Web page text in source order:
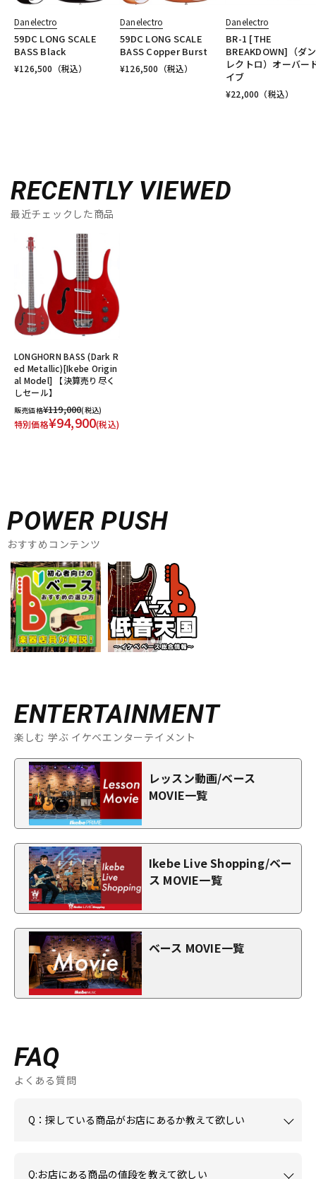
Danelectro
59DC LONG SCALE
BASS Black
¥126,500 （税込）
Danelectro
59DC LONG SCALE
BASS Copper Burst
¥126,500 （税込）
Danelectro
BR-1 [THE
BREAKDOWN]（ダ
レクトロ）オーバー
イブ
¥22,000 （税込）
RECENTLY VIEWED
最近チェックした商品
LONGHORN BASS (Dark R
ed Metallic)[Ikebe Origin
al Model] 【決算売り尽く
しセール】
販売価格¥119,000(税込)
特別価格¥94,900(税込)
POWER PUSH
おすすめコンテンツ
ENTERTAINMENT
楽しむ 学ぶ イケベエンターテイメント
レッスン動画/ベース
MOVIE一覧
Ikebe Live Shopping/ベー
ス MOVIE一覧
ベース MOVIE一覧
FAQ
よくある質問
Q：探している商品がお店にあるか教えて欲しい
Q:お店にある商品の値段を教えて欲しい